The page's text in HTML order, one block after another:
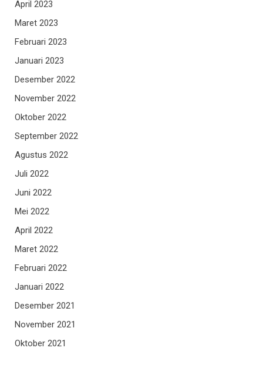
April 2023
Maret 2023
Februari 2023
Januari 2023
Desember 2022
November 2022
Oktober 2022
September 2022
Agustus 2022
Juli 2022
Juni 2022
Mei 2022
April 2022
Maret 2022
Februari 2022
Januari 2022
Desember 2021
November 2021
Oktober 2021